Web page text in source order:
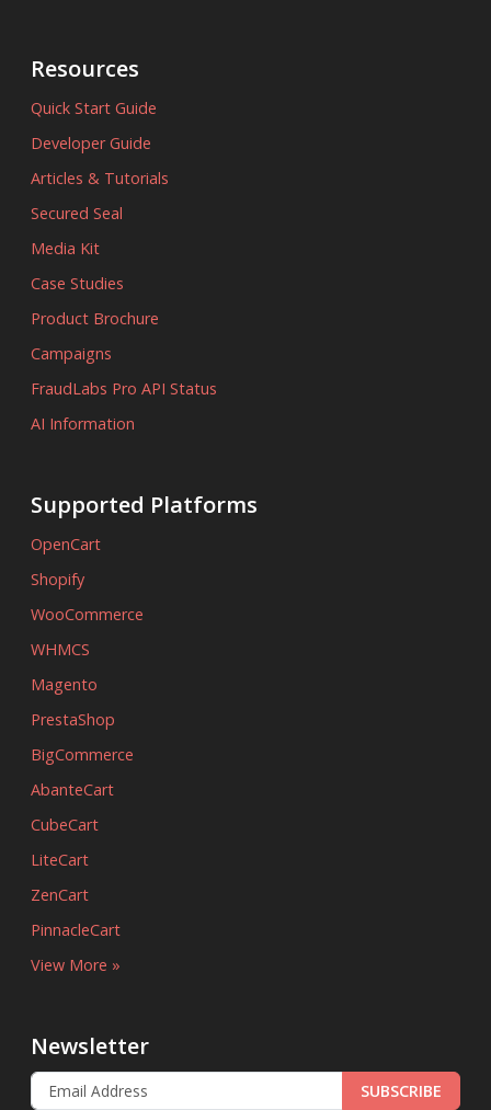
Resources
Quick Start Guide
Developer Guide
Articles & Tutorials
Secured Seal
Media Kit
Case Studies
Product Brochure
Campaigns
FraudLabs Pro API Status
AI Information
Supported Platforms
OpenCart
Shopify
WooCommerce
WHMCS
Magento
PrestaShop
BigCommerce
AbanteCart
CubeCart
LiteCart
ZenCart
PinnacleCart
View More »
Newsletter
SUBSCRIBE